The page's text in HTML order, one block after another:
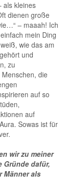
als kleines
dienen große
– maaah! Ich
mein Ding
wie das am
und
zu
die
auf so
auf
Sowas ist für
wir zu meiner
dafür,
Männer als